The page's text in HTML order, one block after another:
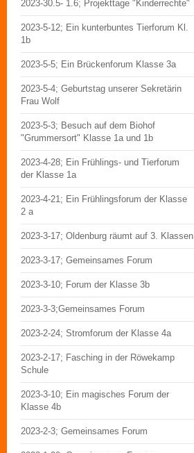
2023-30.5- 1.6; Projekttage "Kinderrechte"
2023-5-12; Ein kunterbuntes Tierforum Kl.
1b
2023-5-5; Ein Brückenforum Klasse 3a
2023-5-4; Geburtstag unserer Sekretärin
Frau Wolf
2023-5-3; Besuch auf dem Biohof
"Grummersort" Klasse 1a und 1b
2023-4-28; Ein Frühlings- und Tierforum
der Klasse 1a
2023-4-21; Ein Frühlingsforum der Klasse
2 a
2023-3-17; Oldenburg räumt auf 3. Klassen
2023-3-17; Gemeinsames Forum
2023-3-10; Forum der Klasse 3b
2023-3-3;Gemeinsames Forum
2023-2-24; Stromforum der Klasse 4a
2023-2-17; Fasching in der Röwekamp
Schule
2023-3-10; Ein magisches Forum der
Klasse 4b
2023-2-3; Gemeinsames Forum